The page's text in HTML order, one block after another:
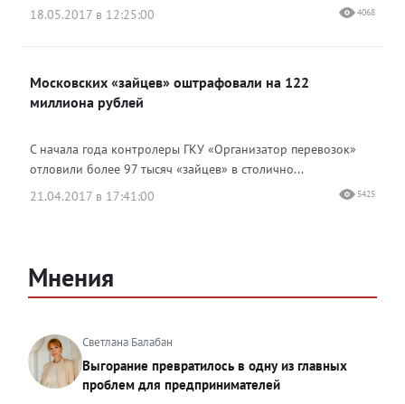
18.05.2017 в 12:25:00
4068
Московских «зайцев» оштрафовали на 122
миллиона рублей
С начала года контролеры ГКУ «Организатор перевозок»
отловили более 97 тысяч «зайцев» в столично...
21.04.2017 в 17:41:00
5425
Мнения
Светлана Балабан
Выгорание превратилось в одну из главных
проблем для предпринимателей